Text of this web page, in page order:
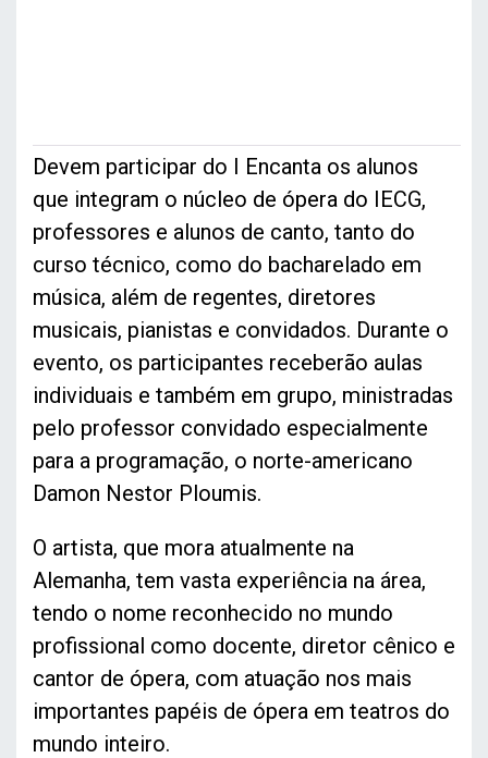
Devem participar do I Encanta os alunos
que integram o núcleo de ópera do IECG,
professores e alunos de canto, tanto do
curso técnico, como do bacharelado em
música, além de regentes, diretores
musicais, pianistas e convidados. Durante o
evento, os participantes receberão aulas
individuais e também em grupo, ministradas
pelo professor convidado especialmente
para a programação, o norte-americano
Damon Nestor Ploumis.
O artista, que mora atualmente na
Alemanha, tem vasta experiência na área,
tendo o nome reconhecido no mundo
profissional como docente, diretor cênico e
cantor de ópera, com atuação nos mais
importantes papéis de ópera em teatros do
mundo inteiro.